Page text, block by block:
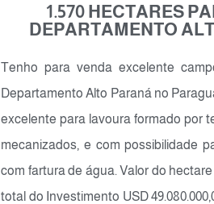
1.570 HECTARES
DEPARTAMENTO
Tenho para venda excelente
Departamento Alto Paraná no
excelente para lavoura formado por
mecanizados, e com possibilidade
com fartura de água. Valor do
total do Investimento USD